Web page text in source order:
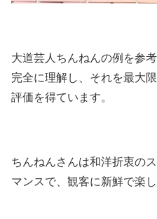
大道芸人ちんねんの例を参
完全に理解し、それを最大
評価を得ています。
ちんねんさんは和洋折衷の
マンスで、観客に新鮮で楽